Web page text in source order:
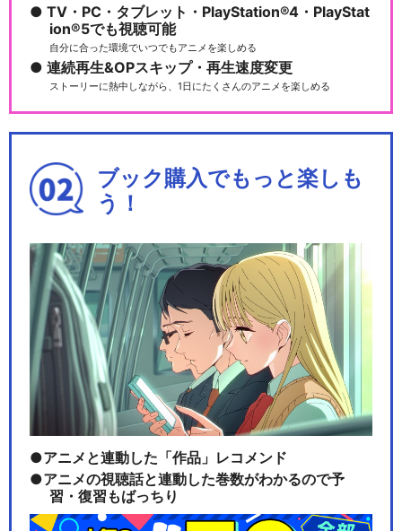
TV・PC・タブレット・PlayStation®4・PlayStat
ion®5でも視聴可能
自分に合った環境でいつでもアニメを楽しめる
連続再生&OPスキップ・再生速度変更
ストーリーに熱中しながら、1日にたくさんのアニメを楽しめる
ブック購入でもっと楽しも
う！
アニメと連動した「作品」レコメンド
アニメの視聴話と連動した巻数がわかるので予
習・復習もばっちり